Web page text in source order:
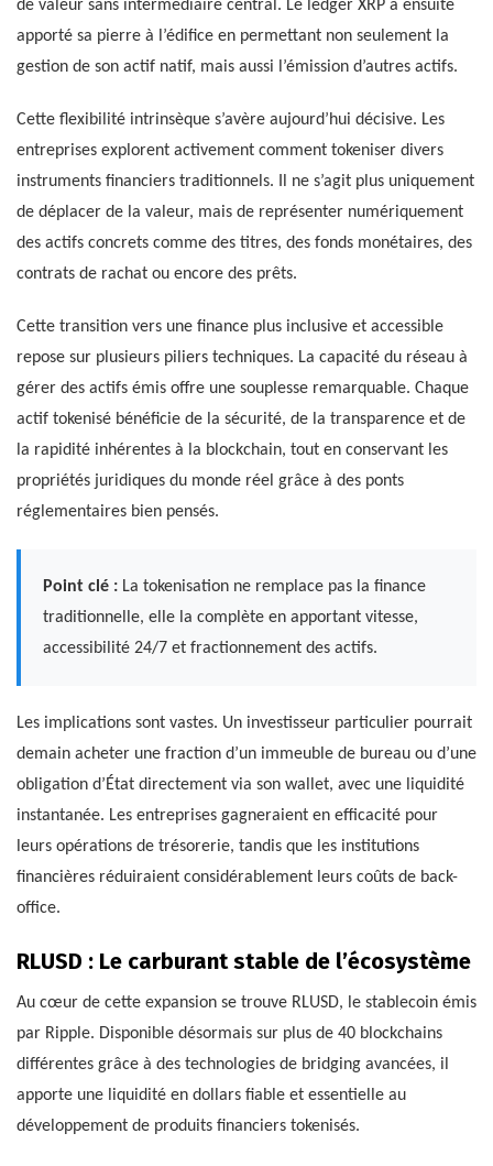
de valeur sans intermédiaire central. Le ledger XRP a ensuite
apporté sa pierre à l’édifice en permettant non seulement la
gestion de son actif natif, mais aussi l’émission d’autres actifs.
Cette flexibilité intrinsèque s’avère aujourd’hui décisive. Les
entreprises explorent activement comment tokeniser divers
instruments financiers traditionnels. Il ne s’agit plus uniquement
de déplacer de la valeur, mais de représenter numériquement
des actifs concrets comme des titres, des fonds monétaires, des
contrats de rachat ou encore des prêts.
Cette transition vers une finance plus inclusive et accessible
repose sur plusieurs piliers techniques. La capacité du réseau à
gérer des actifs émis offre une souplesse remarquable. Chaque
actif tokenisé bénéficie de la sécurité, de la transparence et de
la rapidité inhérentes à la blockchain, tout en conservant les
propriétés juridiques du monde réel grâce à des ponts
réglementaires bien pensés.
Point clé : La tokenisation ne remplace pas la finance
traditionnelle, elle la complète en apportant vitesse,
accessibilité 24/7 et fractionnement des actifs.
Les implications sont vastes. Un investisseur particulier pourrait
demain acheter une fraction d’un immeuble de bureau ou d’une
obligation d’État directement via son wallet, avec une liquidité
instantanée. Les entreprises gagneraient en efficacité pour
leurs opérations de trésorerie, tandis que les institutions
financières réduiraient considérablement leurs coûts de back-
office.
RLUSD : Le carburant stable de l’écosystème
Au cœur de cette expansion se trouve RLUSD, le stablecoin émis
par Ripple. Disponible désormais sur plus de 40 blockchains
différentes grâce à des technologies de bridging avancées, il
apporte une liquidité en dollars fiable et essentielle au
développement de produits financiers tokenisés.